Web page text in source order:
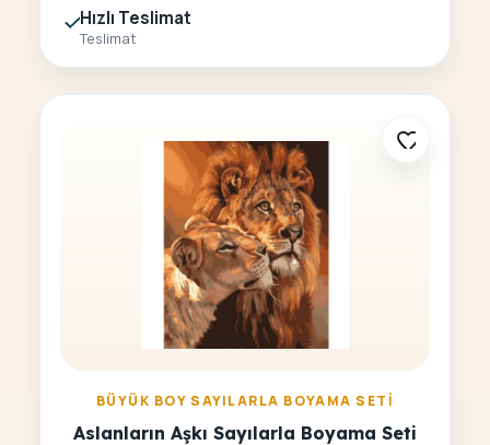
Hızlı Teslimat
Teslimat
BÜYÜK BOY SAYILARLA BOYAMA SETI
Aslanların Aşkı Sayılarla Boyama Seti